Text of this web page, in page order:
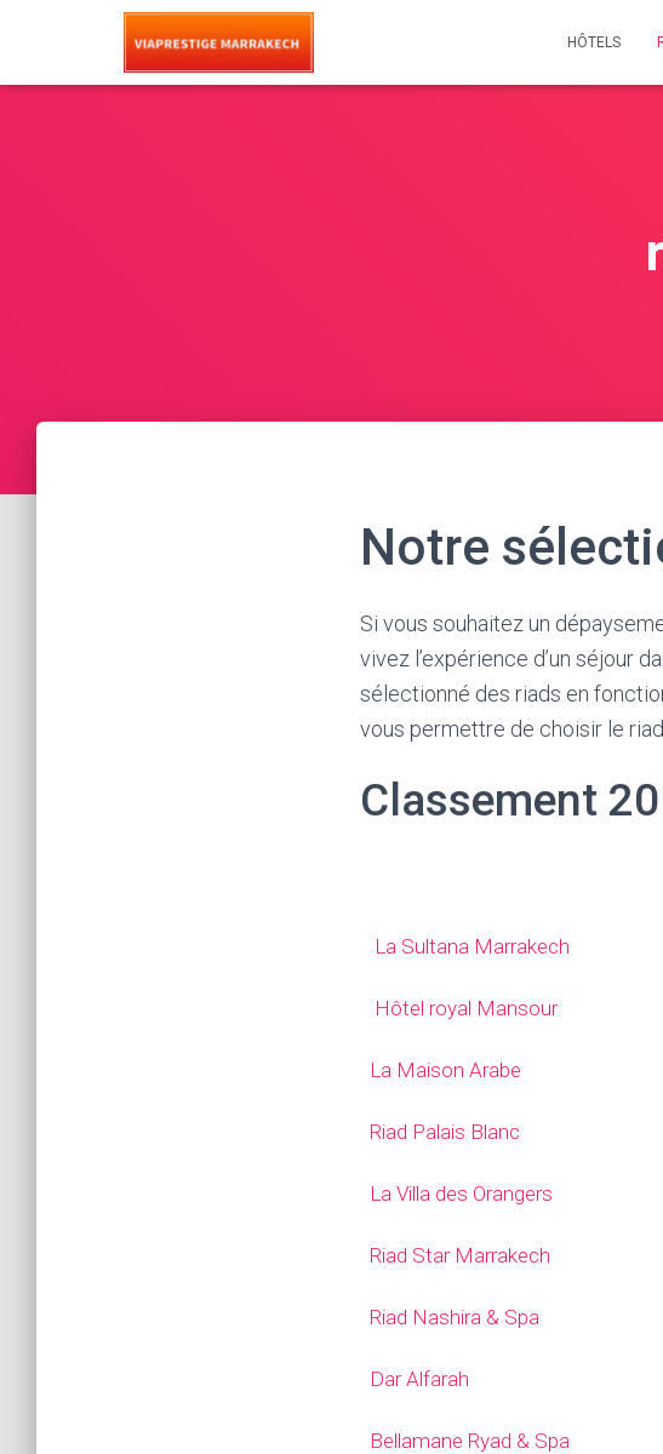
HÔTELS
Notre
Si vous souhaitez un
vivez l’expérience d’un séjour
sélectionné des riads en
vous permettre de choisir le riad
Classement
La Sultana Marrakech
Hôtel royal Mansour
La Maison Arabe
Riad Palais Blanc
La Villa des Orangers
Riad Star Marrakech
Riad Nashira & Spa
Dar Alfarah
Bellamane Ryad & Spa